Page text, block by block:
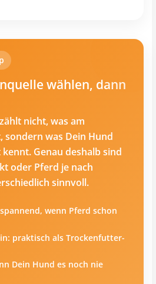
wählen, dann
nicht, was am
sondern was Dein Hund
Genau deshalb sind
oder Pferd je nach
sinnvoll.
wenn Pferd schon
praktisch als Trockenfutter-
Dein Hund es noch nie